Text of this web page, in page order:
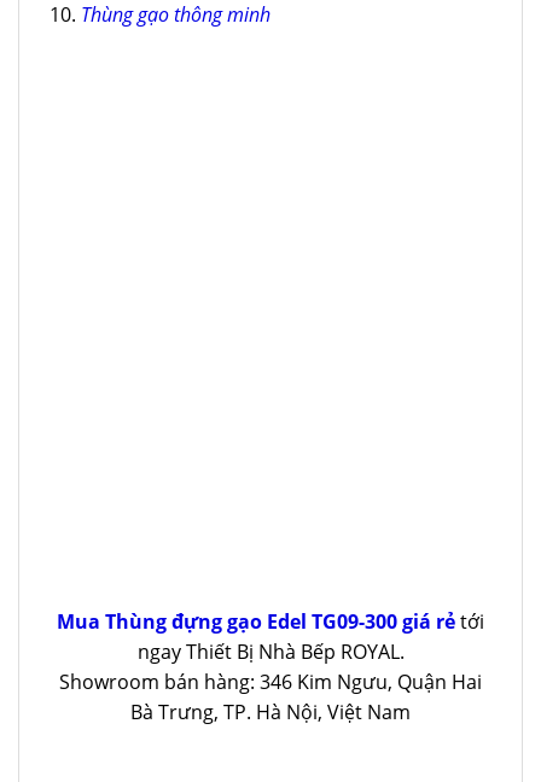
Thùng gạo thông minh
Mua Thùng đựng gạo Edel TG09-300 giá rẻtới
ngay Thiết Bị Nhà Bếp ROYAL.
Showroom bán hàng: 346 Kim Ngưu, Quận Hai
Bà Trưng, TP. Hà Nội, Việt Nam